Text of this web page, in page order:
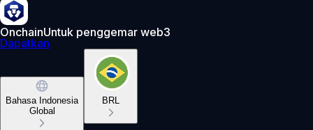
OnchainUntuk penggemar web3
Dapatkan
Bahasa Indonesia
Global
BRL